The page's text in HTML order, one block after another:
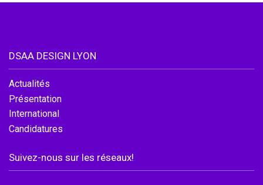
DSAA DESIGN LYON
Actualités
Présentation
International
Candidatures
Suivez-nous sur les réseaux!